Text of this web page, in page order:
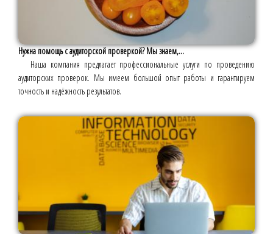
Нужна помощь с аудиторской проверкой? Мы знаем,...
Наша компания предлагает профессиональные услуги по проведению
аудиторских проверок. Мы имеем большой опыт работы и гарантируем
точность и надёжность результатов.